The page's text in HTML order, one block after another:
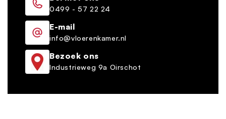
0499 - 57 22 24
E-mail
info@vloerenkamer.nl
Bezoek ons
Industrieweg 9a Oirschot